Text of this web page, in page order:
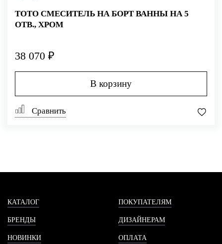
TOTO СМЕСИТЕЛЬ НА БОРТ ВАННЫ НА 5
ОТВ., ХРОМ
38 070 ₽
В корзину
Сравнить
КАТАЛОГ
БРЕНДЫ
НОВИНКИ
ПОКУПАТЕЛЯМ
ДИЗАЙНЕРАМ
ОПЛАТА